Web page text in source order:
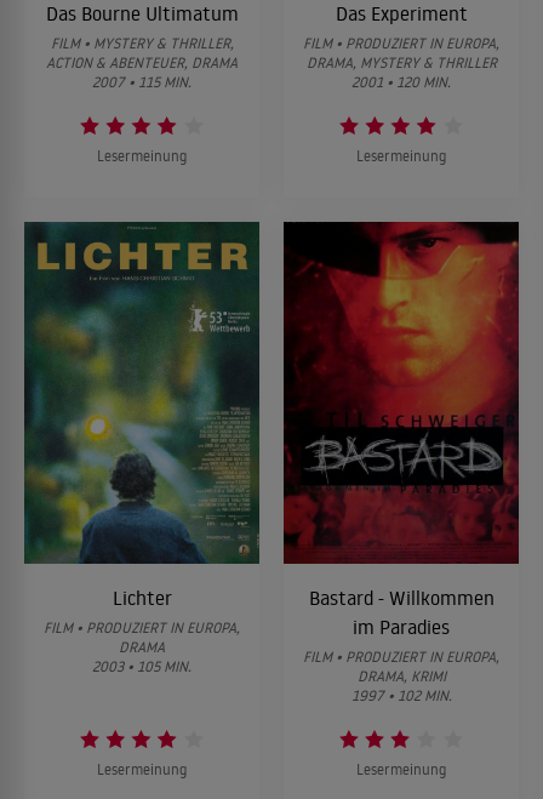
Das Bourne Ultimatum
FILM • MYSTERY & THRILLER,
ACTION & ABENTEUER, DRAMA
2007 • 115 MIN.
Lesermeinung
Das Experiment
FILM • PRODUZIERT IN EUROPA,
DRAMA, MYSTERY & THRILLER
2001 • 120 MIN.
Lesermeinung
Lichter
FILM • PRODUZIERT IN EUROPA,
DRAMA
2003 • 105 MIN.
Lesermeinung
Bastard - Willkommen
im Paradies
FILM • PRODUZIERT IN EUROPA,
DRAMA, KRIMI
1997 • 102 MIN.
Lesermeinung